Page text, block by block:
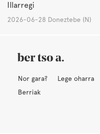
Illarregi
2026-06-28 Doneztebe (N)
Nor gara? Lege oharra
Berriak